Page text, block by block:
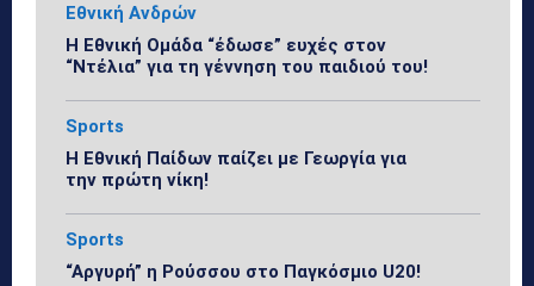
Εθνική Ανδρών
Η Εθνική Ομάδα “έδωσε” ευχές στον
“Ντέλια” για τη γέννηση του παιδιού του!
Sports
Η Εθνική Παίδων παίζει με Γεωργία για
την πρώτη νίκη!
Sports
“Αργυρή” η Ρούσσου στο Παγκόσμιο U20!